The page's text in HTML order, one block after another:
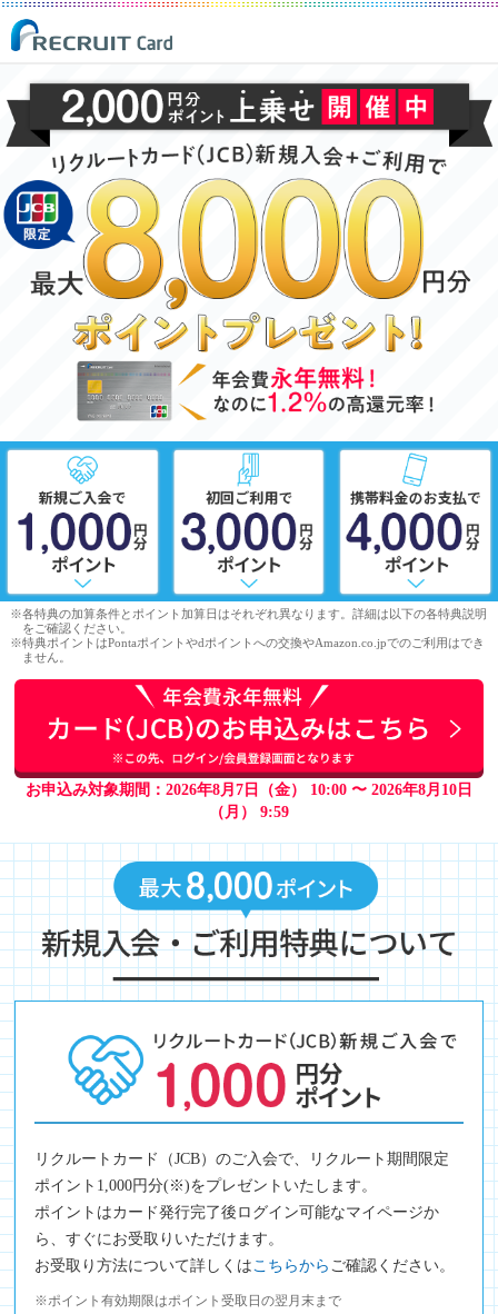
※各特典の加算条件とポイント加算日はそれぞれ異なります。詳細は以下の各特典説明
をご確認ください。
※特典ポイントはPontaポイントやdポイントへの交換やAmazon.co.jpでのご利用はでき
ません。
お申込み対象期間：2026年8月7日（金） 10:00 〜 2026年8月10日
（月） 9:59
リクルートカード（JCB）のご入会で、リクルート期間限定
ポイント1,000円分(※)をプレゼントいたします。
ポイントはカード発行完了後ログイン可能なマイページか
ら、すぐにお受取りいただけます。
お受取り方法について詳しくはこちらから ご確認ください。
※ポイント有効期限はポイント受取日の翌月末まで